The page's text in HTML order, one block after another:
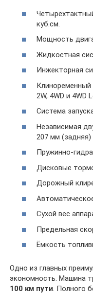
куб.см.
Мощность
Жидкостная
Инжекторная
2W, 4WD и 4WD
Система
Независимая
207 мм (задняя)
Пружинно-
Дисковые
Дорожный
Сухой вес
Предельная
Ёмкость
Одно из главных
экономность. Машина
100 км пути. Полного